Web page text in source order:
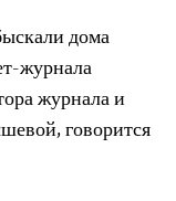
дома
журнала
журнала и
говорится